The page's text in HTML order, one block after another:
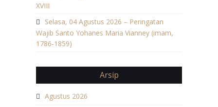
XVIII
Selasa, 04 Agustus 2026 – Peringatan
Wajib Santo Yohanes Maria Vianney (imam,
1786-1859)
Arsip
Agustus 2026